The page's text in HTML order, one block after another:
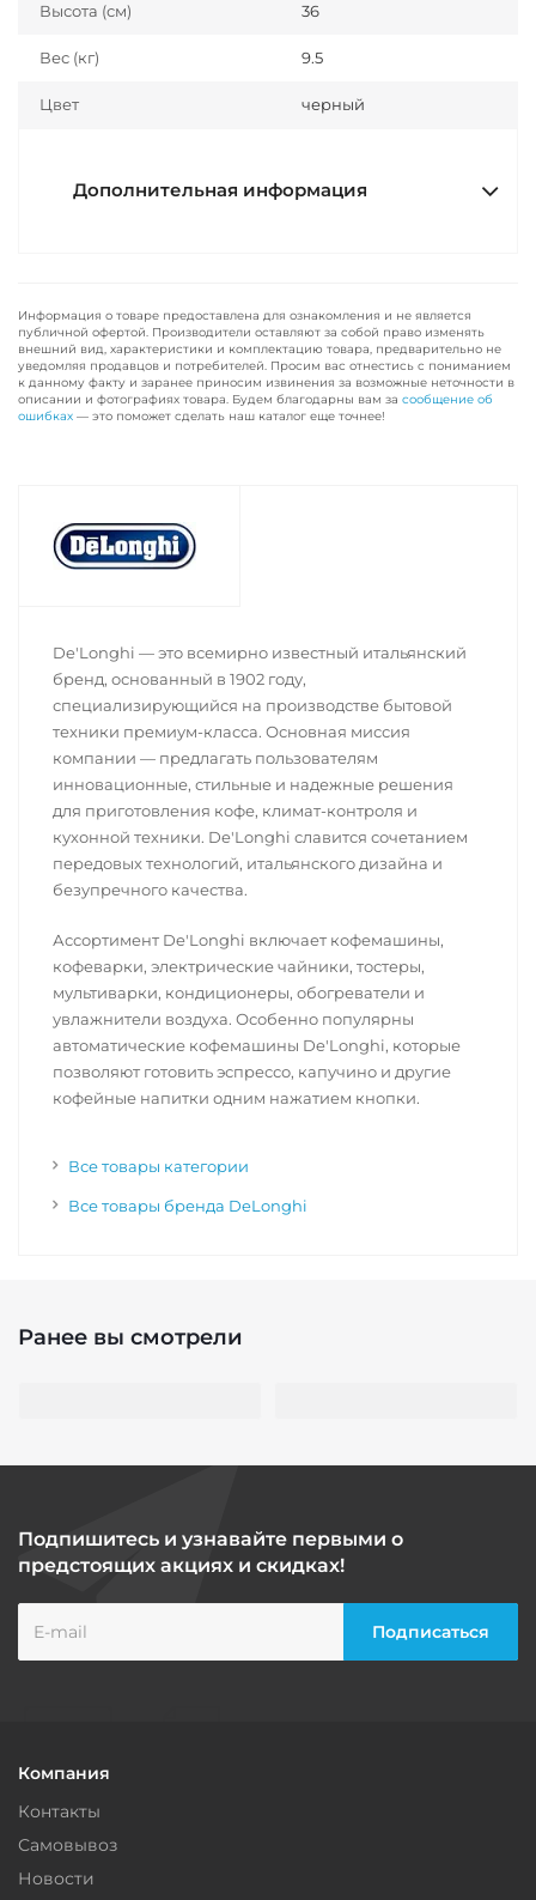
Высота (см) 36
Вес (кг) 9.5
Цвет черный
Дополнительная информация
Информация о товаре предоставлена для ознакомления и не является
публичной офертой. Производители оставляют за собой право изменять
внешний вид, характеристики и комплектацию товара, предварительно не
уведомляя продавцов и потребителей. Просим вас отнестись с пониманием
к данному факту и заранее приносим извинения за возможные неточности в
описании и фотографиях товара. Будем благодарны вам за сообщение об
ошибках — это поможет сделать наш каталог еще точнее!
De'Longhi — это всемирно известный итальянский
бренд, основанный в 1902 году,
специализирующийся на производстве бытовой
техники премиум-класса. Основная миссия
компании — предлагать пользователям
инновационные, стильные и надежные решения
для приготовления кофе, климат-контроля и
кухонной техники. De'Longhi славится сочетанием
передовых технологий, итальянского дизайна и
безупречного качества.
Ассортимент De'Longhi включает кофемашины,
кофеварки, электрические чайники, тостеры,
мультиварки, кондиционеры, обогреватели и
увлажнители воздуха. Особенно популярны
автоматические кофемашины De'Longhi, которые
позволяют готовить эспрессо, капучино и другие
кофейные напитки одним нажатием кнопки.
Все товары категории
Все товары бренда DeLonghi
Ранее вы смотрели
Подпишитесь и узнавайте первыми о
предстоящих акциях и скидках!
Компания
Контакты
Самовывоз
Новости